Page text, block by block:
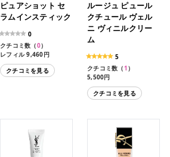
ピュアショット セ
ラムインスティック
0
クチコミ数（0）
レフィル 9,460円
クチコミを見る
ルージュ ピュール
クチュール ヴェル
ニ ヴィニルクリー
ム
5
クチコミ数（1 ）
5,500円
5,500円（限定色）
クチコミを見る